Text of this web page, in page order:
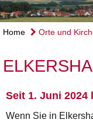
Home Orte und
Seit 1. Juni
Wenn Sie in